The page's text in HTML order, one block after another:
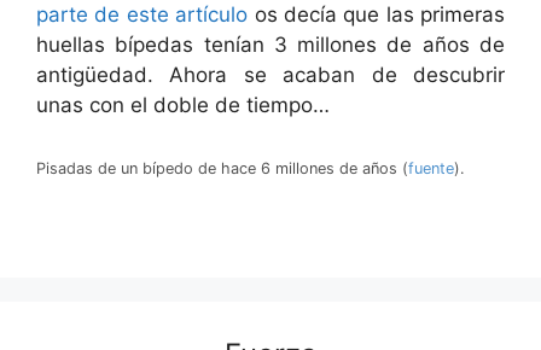
parte de este artículo os decía que las primeras
huellas bípedas tenían 3 millones de años de
antigüedad. Ahora se acaban de descubrir
unas con el doble de tiempo…
Pisadas de un bípedo de hace 6 millones de años (fuente).